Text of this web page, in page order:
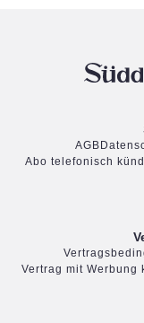
AGB
Abo telefonisch
Vertrag mit Werbung